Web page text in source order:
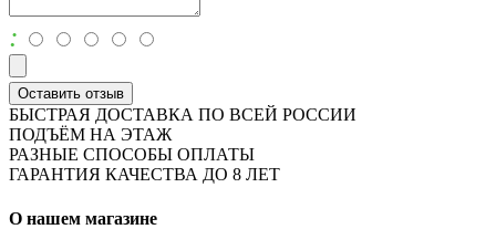
:
Оставить отзыв
БЫСТРАЯ ДОСТАВКА ПО ВСЕЙ РОССИИ
ПОДЪЁМ НА ЭТАЖ
РАЗНЫЕ СПОСОБЫ ОПЛАТЫ
ГАРАНТИЯ КАЧЕСТВА ДО 8 ЛЕТ
О нашем магазине